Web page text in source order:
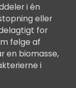
i én
eller
for
følge af
en biomasse,
i